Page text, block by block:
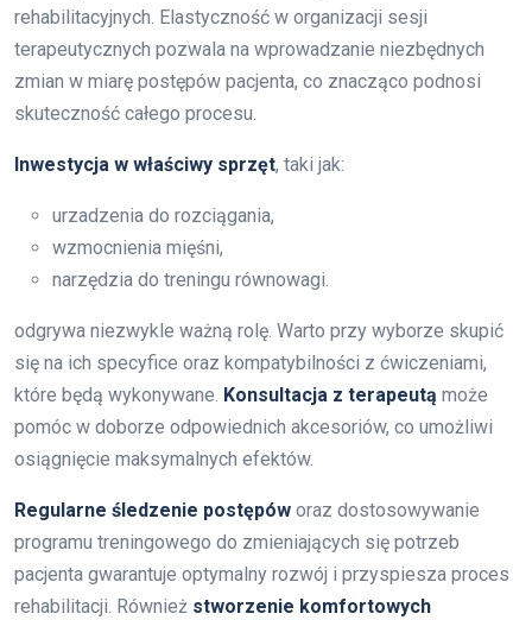
rehabilitacyjnych. Elastyczność w organizacji sesji
terapeutycznych pozwala na wprowadzanie niezbędnych
zmian w miarę postępów pacjenta, co znacząco podnosi
skuteczność całego procesu.
Inwestycja w właściwy sprzęt, taki jak:
urzadzenia do rozciągania,
wzmocnienia mięśni,
narzędzia do treningu równowagi.
odgrywa niezwykle ważną rolę. Warto przy wyborze skupić
się na ich specyfice oraz kompatybilności z ćwiczeniami,
które będą wykonywane. Konsultacja z terapeutą może
pomóc w doborze odpowiednich akcesoriów, co umożliwi
osiągnięcie maksymalnych efektów.
Regularne śledzenie postępów oraz dostosowywanie
programu treningowego do zmieniających się potrzeb
pacjenta gwarantuje optymalny rozwój i przyspiesza proces
rehabilitacji. Również stworzenie komfortowych